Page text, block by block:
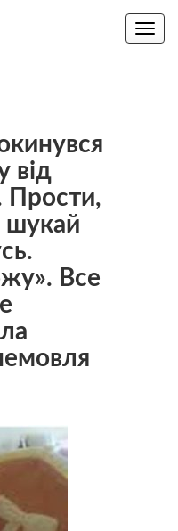
Toggle
від
Пpости,
Всe